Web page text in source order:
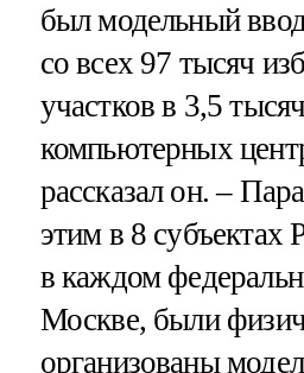
был модельный
со всех 97 тысяч
участков в 3,5
компьютерных
рассказал он. –
этим в 8
в каждом
Москве, были
организованы